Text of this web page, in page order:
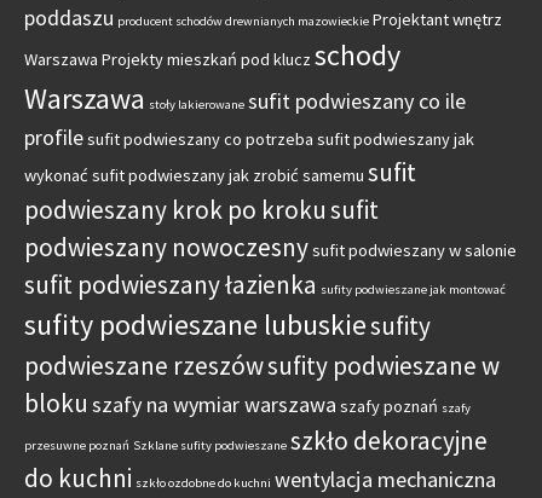
poddaszu producent schodów drewnianych mazowieckie Projektant wnętrz
Warszawa Projekty mieszkań pod klucz schody
Warszawa stoły lakierowane sufit podwieszany co ile
profilesufit podwieszany co potrzeba sufit podwieszany jak
wykonać sufit podwieszany jak zrobić samemu sufit
podwieszany krok po krokusufit
podwieszany nowoczesnysufit podwieszany w salonie
sufit podwieszany łazienka sufity podwieszane jak montować
sufity podwieszane lubuskiesufity
podwieszane rzeszówsufity podwieszane w
bloku szafy na wymiar warszawa szafy poznań szafy
przesuwne poznań Szklane sufity podwieszane szkło dekoracyjne
do kuchni szkło ozdobne do kuchni wentylacja mechaniczna